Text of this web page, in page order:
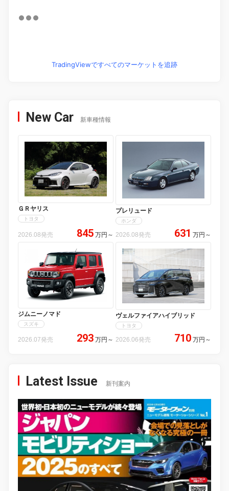
TradingViewですべてのマーケットを追跡
New Car 新車種情報
ＧＲヤリス
トヨタ
2026.08発売 845 万円 ～
プレリュード
ホンダ
2026.08発売 631 万円 ～
ジムニーノマド
スズキ
2026.07発売 293 万円 ～
ヴェルファイアハイブリッド
トヨタ
2026.06発売 710 万円 ～
Latest Issue 新刊案内